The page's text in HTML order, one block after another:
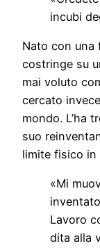
incubi
Nato con una
costringe su
mai voluto
cercato
mondo. L’ha
suo
limite fisico in
«Mi
Lavoro
dita alla